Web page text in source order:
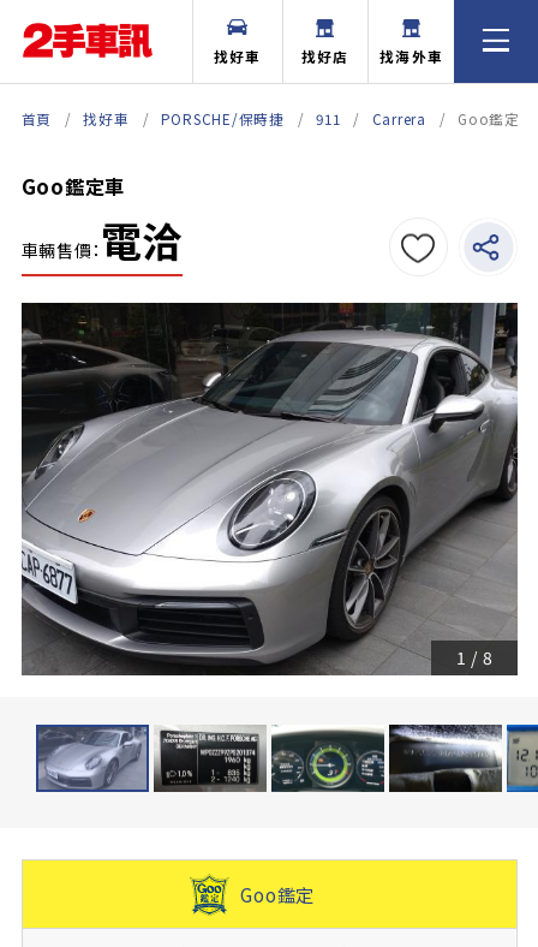
找好車 找好店 找海外車
首頁 找好車 PORSCHE/保時捷 911 Carrera Goo鑑定車
Goo鑑定車
車輛售價： 電洽
1 / 8
Goo鑑定